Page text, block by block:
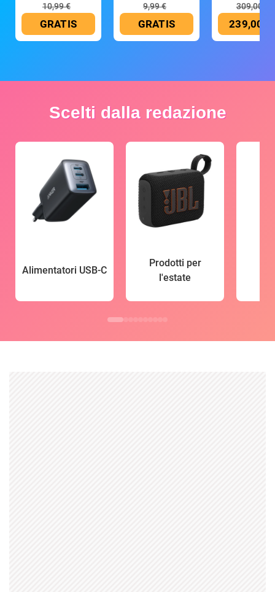
10,99 €
GRATIS
9,99 €
GRATIS
309,00 €
239,00 €
Scelti dalla redazione
Alimentatori USB-C
Prodotti per
l'estate